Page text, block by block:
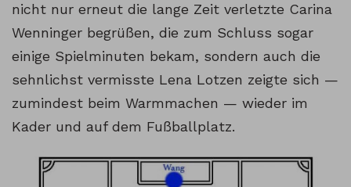
nicht nur erneut die lange Zeit verletzte Carina
Wenninger begrüßen, die zum Schluss sogar
einige Spielminuten bekam, sondern auch die
sehnlichst vermisste Lena Lotzen zeigte sich —
zumindest beim Warmmachen — wieder im
Kader und auf dem Fußballplatz.